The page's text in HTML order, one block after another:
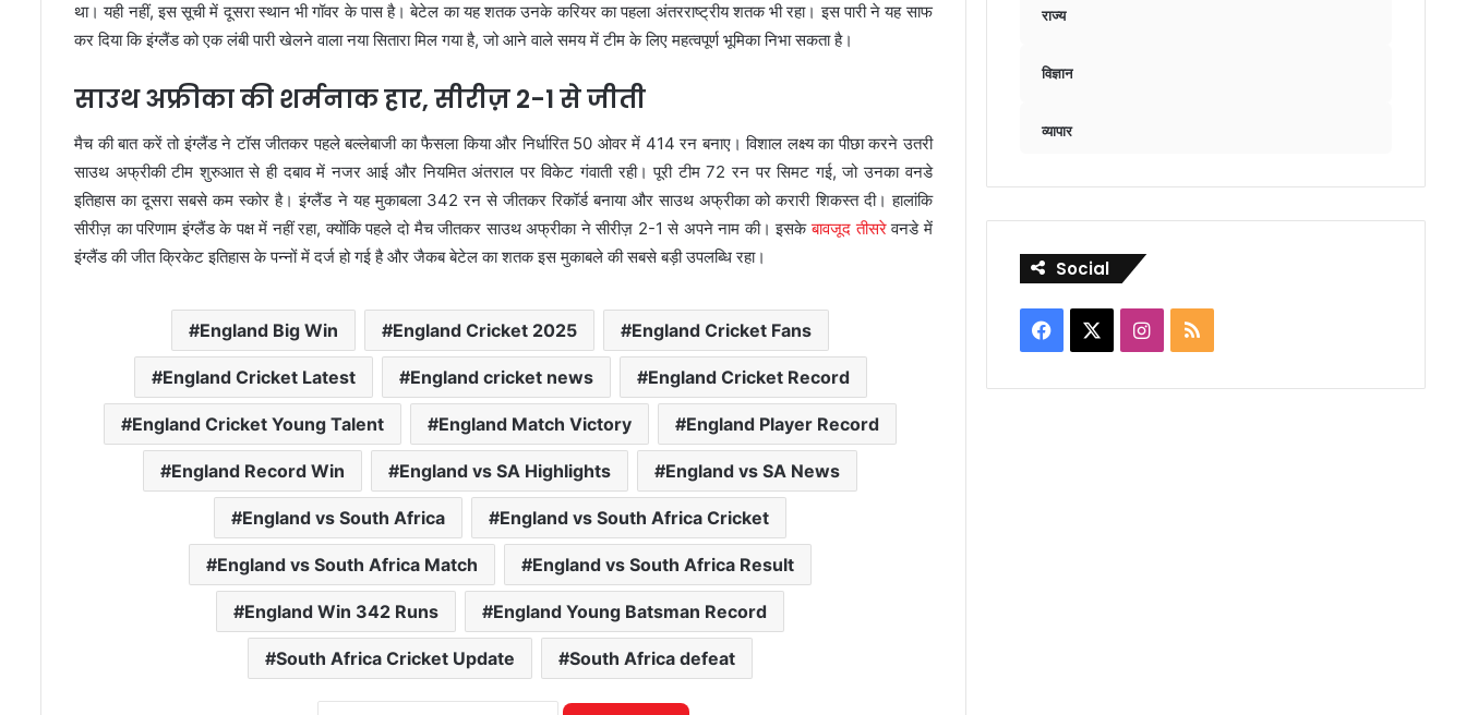
था। यही नहीं, इस सूची में दूसरा स्थान भी गॉवर के पास है। बेटेल का यह शतक उनके करियर का पहला अंतरराष्ट्रीय शतक भी रहा। इस पारी ने यह साफ
कर दिया कि इंग्लैंड को एक लंबी पारी खेलने वाला नया सितारा मिल गया है, जो आने वाले समय में टीम के लिए महत्वपूर्ण भूमिका निभा सकता है।
साउथ अफ्रीका की शर्मनाक हार, सीरीज़ 2-1 से जीती
मैच की बात करें तो इंग्लैंड ने टॉस जीतकर पहले बल्लेबाजी का फैसला किया और निर्धारित 50 ओवर में 414 रन बनाए। विशाल लक्ष्य का पीछा करने उतरी
साउथ अफ्रीकी टीम शुरुआत से ही दबाव में नजर आई और नियमित अंतराल पर विकेट गंवाती रही। पूरी टीम 72 रन पर सिमट गई, जो उनका वनडे
इतिहास का दूसरा सबसे कम स्कोर है। इंग्लैंड ने यह मुकाबला 342 रन से जीतकर रिकॉर्ड बनाया और साउथ अफ्रीका को करारी शिकस्त दी। हालांकि
सीरीज़ का परिणाम इंग्लैंड के पक्ष में नहीं रहा, क्योंकि पहले दो मैच जीतकर साउथ अफ्रीका ने सीरीज़ 2-1 से अपने नाम की। इसकेबावजूद तीसरेवनडे में
इंग्लैंड की जीत क्रिकेट इतिहास के पन्नों में दर्ज हो गई है और जैकब बेटेल का शतक इस मुकाबले की सबसे बड़ी उपलब्धि रहा।
England Big Win England Cricket 2025 England Cricket Fans
England Cricket Latest England cricket news England Cricket Record
England Cricket Young Talent England Match Victory England Player Record
England Record Win England vs SA Highlights England vs SA News
England vs South Africa England vs South Africa Cricket
England vs South Africa Match England vs South Africa Result
England Win 342 Runs England Young Batsman Record
South Africa Cricket Update South Africa defeat
ICC महिला T20 वर्ल्ड कप 2026 में रिकॉर्ड
इनामी राशि ने बढ़ाया रोमांच
राज्य
विज्ञान
व्यापार
Social
Facebook Instagram
RSS